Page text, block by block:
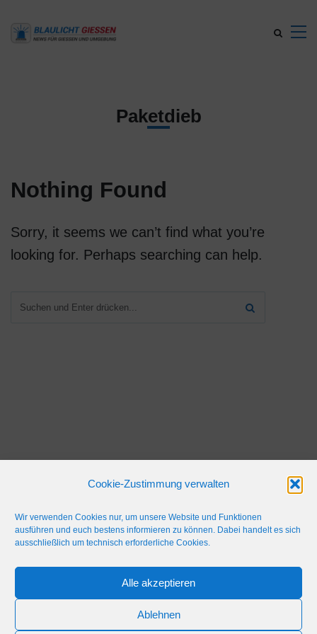
Cookie-Zustimmung verwalten
Wir verwenden Cookies nur, um unsere Website und Funktionen
ausführen und euch bestens informieren zu können. Dabei handelt es sich
ausschließlich um technisch erforderliche Cookies.
Alle akzeptieren
Ablehnen
Paketdieb
Nothing Found
Sorry, it seems we can’t find what you’re
looking for. Perhaps searching can help.